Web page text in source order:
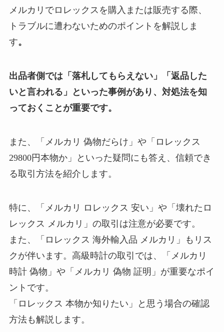
メルカリでロレックスを購入または販売する際、
トラブルに遭わないためのポイントを解説しま
す。
出品者側では「落札してもらえない」「返品した
いと言われる」といった事例があり、対処法を知
っておくことが重要です。
また、「メルカリ 偽物だらけ」や「ロレックス
29800円本物か」といった疑問にも答え、信頼でき
る取引方法を紹介します。
特に、「メルカリ ロレックス 安い」や「壊れたロ
レックス メルカリ」の取引は注意が必要です。
また、「ロレックス 海外輸入品 メルカリ」もリス
クが伴います。高級時計の取引では、「メルカリ
時計 偽物」や「メルカリ 偽物 証明」が重要なポイ
ントです。
「ロレックス 本物か知りたい」と思う場合の確認
方法も解説します。